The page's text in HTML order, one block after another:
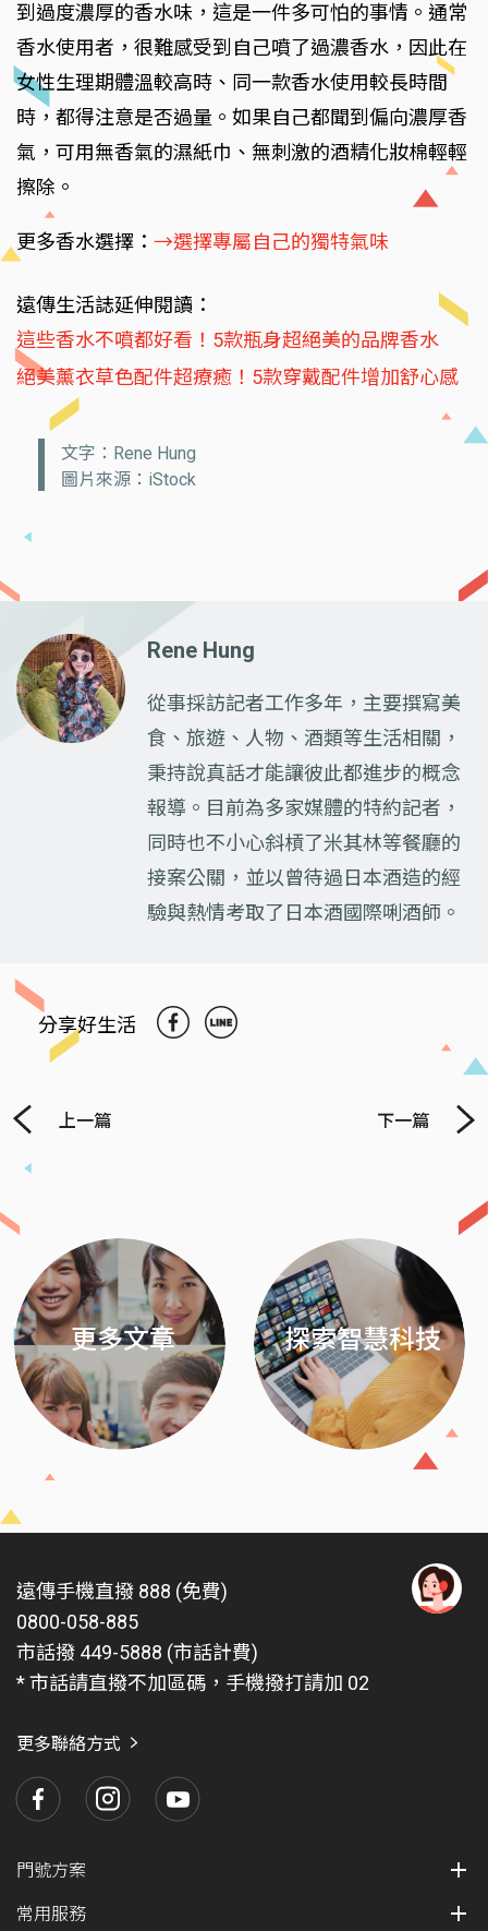
到過度濃厚的香水味，這是一件多可怕的事情。通常
香水使用者，很難感受到自己噴了過濃香水，因此在
女性生理期體溫較高時、同一款香水使用較長時間
時，都得注意是否過量。如果自己都聞到偏向濃厚香
氣，可用無香氣的濕紙巾、無刺激的酒精化妝棉輕輕
擦除。
更多香水選擇： →選擇專屬自己的獨特氣味
遠傳生活誌延伸閱讀：
這些香水不噴都好看！5款瓶身超絕美的品牌香水
絕美薰衣草色配件超療癒！5款穿戴配件增加舒心感
文字：Rene Hung
圖片來源：iStock
Rene Hung
從事採訪記者工作多年，主要撰寫美
食、旅遊、人物、酒類等生活相關，
秉持說真話才能讓彼此都進步的概念
報導。目前為多家媒體的特約記者，
同時也不小心斜槓了米其林等餐廳的
接案公關，並以曾待過日本酒造的經
驗與熱情考取了日本酒國際唎酒師。
分享好生活
上一篇 下一篇
更多文章 探索智慧科技
遠傳手機直撥 888 (免費)
0800-058-885
市話撥 449-5888 (市話計費)
* 市話請直撥不加區碼，手機撥打請加 02
更多聯絡方式
門號方案
常用服務